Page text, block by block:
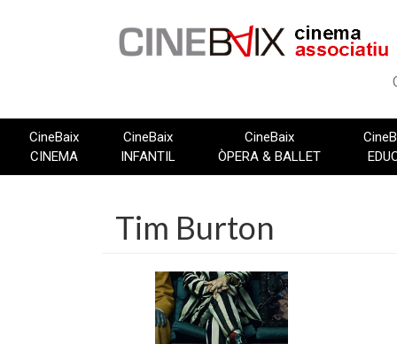
CineBaix
CINEMA
CineBaix
INFANTIL
CineBaix
ÒPERA & BALLET
Tim Burton